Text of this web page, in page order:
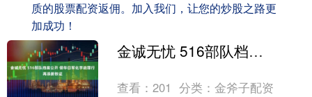
质的股票配资返佣。加入我们，让您的炒股之路更
加成功！
金诚无忧 516部队档案公开 侵华日军化学战罪行再添新铁证
查看：201 分类：金斧子配资